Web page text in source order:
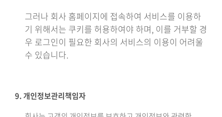
그러나 회사 홈페이지에 접속하여 서비스를 이용하
기 위해서는 쿠키를 허용하여야 하며, 이를 거부할 경
우 로그인이 필요한 회사의 서비스의 이용이 어려울
수 있습니다.
9. 개인정보관리책임자